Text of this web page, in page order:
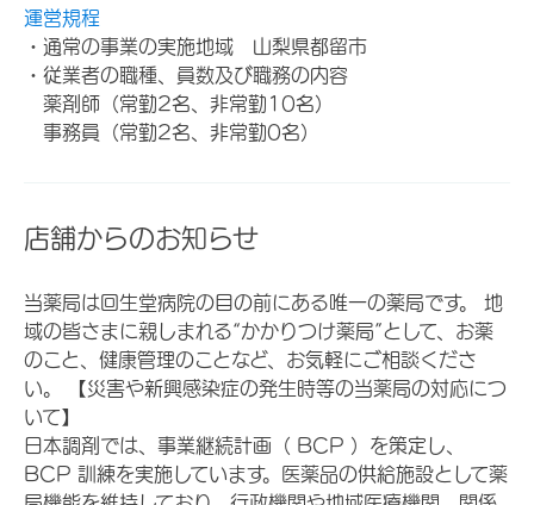
運営規程
・通常の事業の実施地域 山梨県都留市
・従業者の職種、員数及び職務の内容
薬剤師（常勤2名、非常勤10名）
事務員（常勤2名、非常勤0名）
店舗からのお知らせ
当薬局は回生堂病院の目の前にある唯一の薬局です。 地
域の皆さまに親しまれる“かかりつけ薬局”として、お薬
のこと、健康管理のことなど、お気軽にご相談くださ
い。 【災害や新興感染症の発生時等の当薬局の対応につ
いて】
日本調剤では、事業継続計画（ BCP ）を策定し、
BCP 訓練を実施しています。医薬品の供給施設として薬